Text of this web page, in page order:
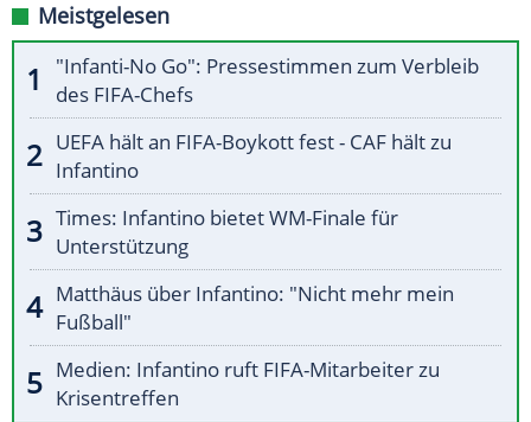
Meistgelesen
"Infanti-No Go": Pressestimmen zum Verbleib
des FIFA-Chefs
UEFA hält an FIFA-Boykott fest - CAF hält zu
Infantino
Times: Infantino bietet WM-Finale für
Unterstützung
Matthäus über Infantino: "Nicht mehr mein
Fußball"
Medien: Infantino ruft FIFA-Mitarbeiter zu
Krisentreffen